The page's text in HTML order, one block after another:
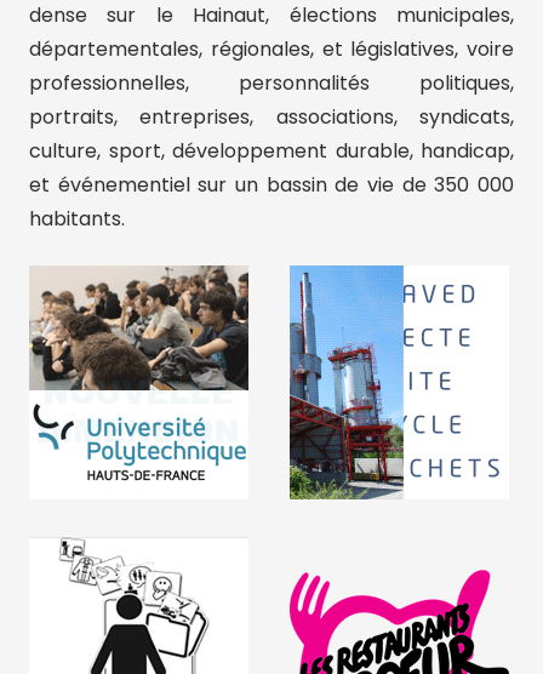
dense sur le Hainaut, élections municipales,
départementales, régionales, et législatives, voire
professionnelles, personnalités politiques,
portraits, entreprises, associations, syndicats,
culture, sport, développement durable, handicap,
et événementiel sur un bassin de vie de 350 000
habitants.